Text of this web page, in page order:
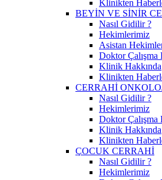
Klinikten
BEYİN VE SİNİR
Nasıl Gidilir ?
Hekimlerimiz
Asistan
Doktor
Klinik Hakkında
Klinikten
CERRAHİ
Nasıl Gidilir ?
Hekimlerimiz
Doktor
Klinik Hakkında
Klinikten
ÇOCUK CERRAHİ
Nasıl Gidilir ?
Hekimlerimiz